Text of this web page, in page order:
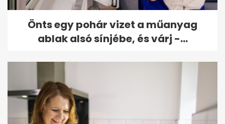
Önts egy pohár vizet a műanyag
ablak alsó sínjébe, és várj -...